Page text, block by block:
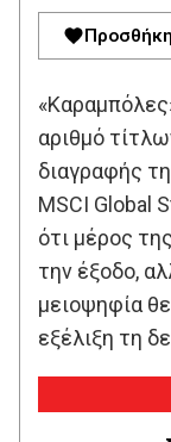
αριθμό
διαγραφής
MSCI Global
ότι μέρος
την έξοδο,
μειοψηφία
εξέλιξη τη